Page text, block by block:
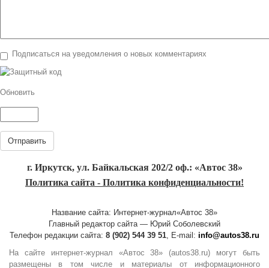
Подписаться на уведомления о новых комментариях
Обновить
Отправить
г. Иркутск, ул. Байкальская 202/2 оф.: «Автос 38»
Политика сайта - Политика конфиденциальности!
Название сайта: Интернет-журнал«Автос 38»
Главный редактор сайта — Юрий Соболевский
Телефон редакции сайта: 8 (902) 544 39 51, E-mail: info@autos38.ru
На сайте интернет-журнал «Автос 38» (autos38.ru) могут быть
размещены в том числе и материалы от информационного